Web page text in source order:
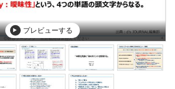
プレビューする